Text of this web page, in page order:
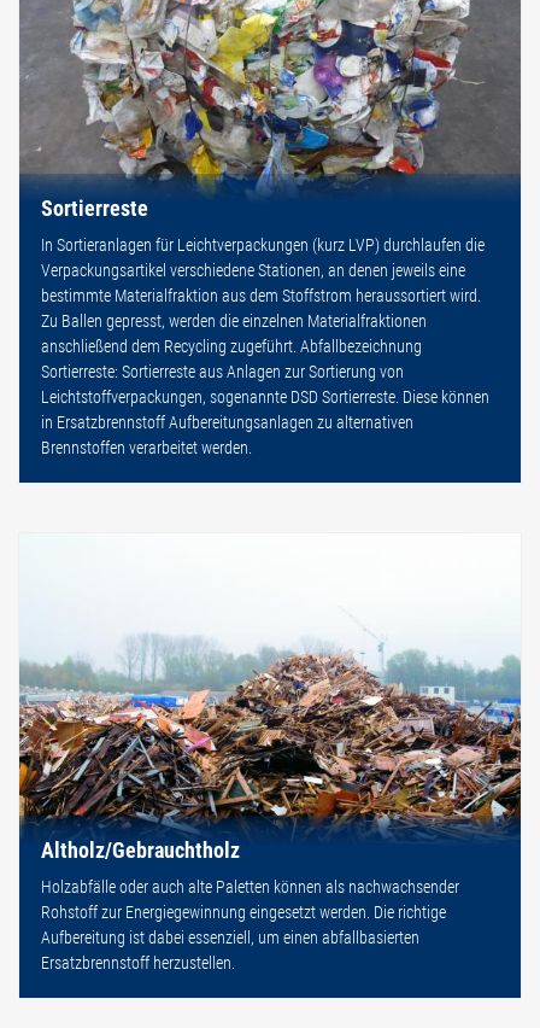
Sortierreste
In Sortieranlagen für Leichtverpackungen (kurz LVP) durchlaufen die
Verpackungsartikel verschiedene Stationen, an denen jeweils eine
bestimmte Materialfraktion aus dem Stoffstrom heraussortiert wird.
Zu Ballen gepresst, werden die einzelnen Materialfraktionen
anschließend dem Recycling zugeführt. Abfallbezeichnung
Sortierreste: Sortierreste aus Anlagen zur Sortierung von
Leichtstoffverpackungen, sogenannte DSD Sortierreste. Diese können
in Ersatzbrennstoff Aufbereitungsanlagen zu alternativen
Brennstoffen verarbeitet werden.
Altholz/Gebrauchtholz
Holzabfälle oder auch alte Paletten können als nachwachsender
Rohstoff zur Energiegewinnung eingesetzt werden. Die richtige
Aufbereitung ist dabei essenziell, um einen abfallbasierten
Ersatzbrennstoff herzustellen.